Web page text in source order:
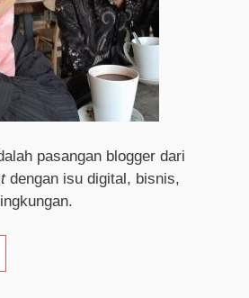
pasangan blogger dari
dengan isu digital, bisnis,